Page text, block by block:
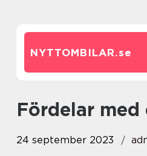
NYTTOMBILAR.se
fördelar
24 september 2023